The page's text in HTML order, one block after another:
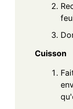
Cuisson